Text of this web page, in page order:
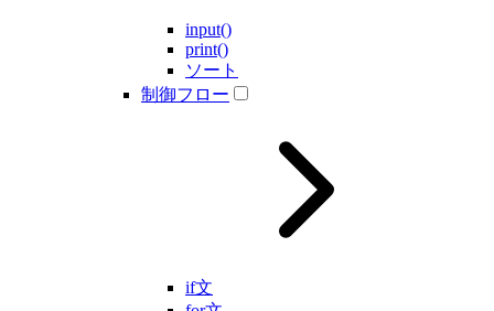
input()
print()
ソート
制御フロー
if文